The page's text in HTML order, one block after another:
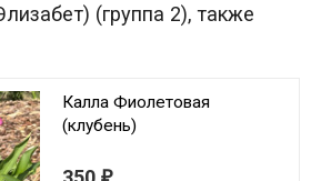
(группа 2), также
Калла Фиолетовая
(клубень)
₽